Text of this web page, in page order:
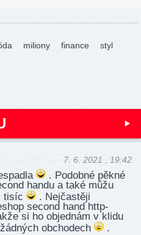
miliony finance
styl
7. 6. 2021 , 19:42
. Podobné pěkné
handu a také můžu
tisíc
. Nejčastěji
second hand http­
si ho objednám v klidu
obchodech
.